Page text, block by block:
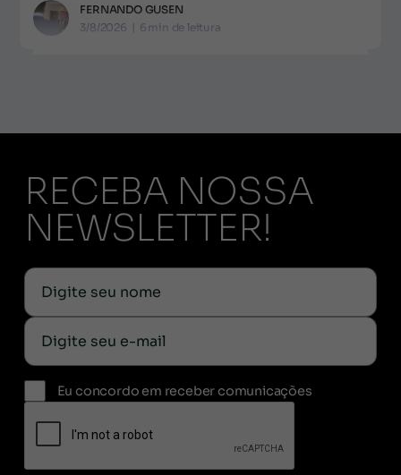
FERNANDO GUSEN
3/8/2026 | 6 min de leitura
RECEBA NOSSA
NEWSLETTER!
Eu concordo em receber comunicações